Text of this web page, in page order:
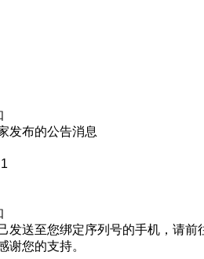
发布的公告消息
1
发送至您绑定序列号的手机，请前
谢您的支持。